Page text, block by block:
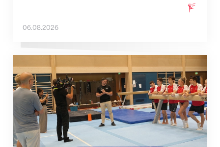
06.08.2026
Mit klaren Zielen nach Zagreb